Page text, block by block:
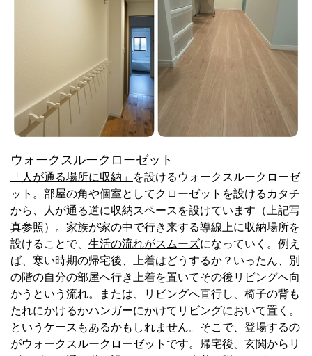
ウォークスルークローゼット
「人が通る場所に収納」
を設けるウォークスルークローゼ
ット。部屋の角や個室としてクローゼットを設けるカタチ
から、人が通る道に収納スペースを設けています（上記写
真参照）。家族が家の中で行き来する導線上に収納場所を
設けることで、 生活の流れがスムーズになっていく。例え
ば、寒い時期の帰宅後、上着はどうするか？いったん、別
の階の自分の部屋へ行き上着を置いてその後リビングへ向
かうという流れ。または、リビングへ直行し、椅子の背も
たれにかけるかハンガーにかけてリビングにおいて置く。
というケースもあるかもしれません。そこで、登場するの
がウォークスルークローゼットです。帰宅後、玄関からリ